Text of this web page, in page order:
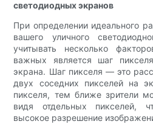
светодиодных экранов
При определении идеального
вашего уличного
учитывать несколько
важных является шаг
экрана. Шаг пикселя — это
двух соседних пикселей на
пикселя, тем ближе зрители
видя отдельных пикселей,
высокое разрешение